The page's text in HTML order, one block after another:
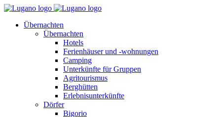
Übernachten
Übernachten
Hotels
Ferienhäuser und -wohnungen
Camping
Unterkünfte für Gruppen
Agritourismus
Berghütten
Erlebnisunterkünfte
Dörfer
Bigorio